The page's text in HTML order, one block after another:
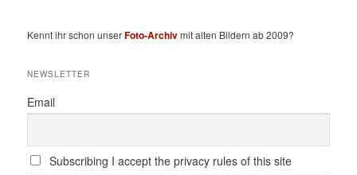
Kennt ihr schon unserFoto-Archivmit alten Bildern ab 2009?
NEWSLETTER
Email
Subscribing I accept the privacy rules of this site